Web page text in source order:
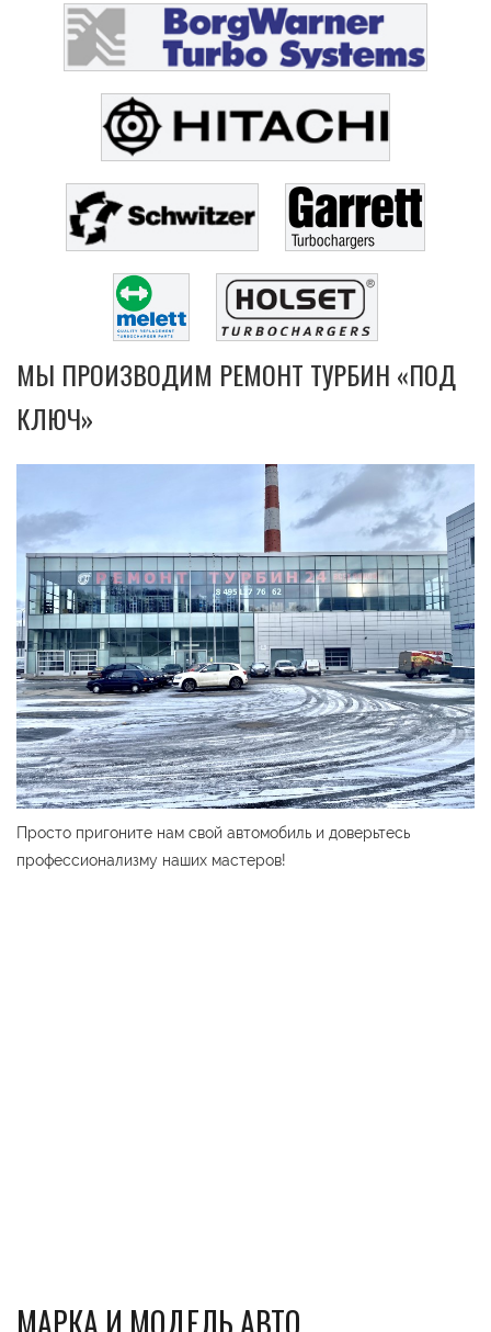
МЫ ПРОИЗВОДИМ РЕМОНТ ТУРБИН «ПОД
КЛЮЧ»
Просто пригоните нам свой автомобиль и доверьтесь
профессионализму наших мастеров!
МАРКА И МОДЕЛЬ АВТО